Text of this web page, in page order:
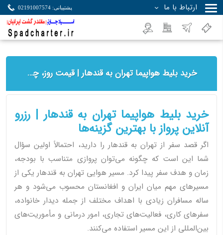
ارتباط با ما پشتیبانی: 02191007574
خرید بلیط هواپیما تهران به قندهار | قیمت روز، چارتر در اسپادچارتر
خرید بلیط هواپیما تهران به قندهار | رزرو
آنلاین پرواز با بهترین گزینه‌ها
اگر قصد سفر از تهران به قندهار را دارید، احتمالاً اولین سؤال
شما این است که چگونه می‌توان پروازی متناسب با بودجه،
زمان و هدف سفر پیدا کرد. مسیر هوایی تهران به قندهار یکی از
مسیرهای مهم میان ایران و افغانستان محسوب می‌شود و هر
ساله مسافران زیادی با اهداف مختلف از جمله دیدار خانواده،
سفرهای کاری، فعالیت‌های تجاری، امور درمانی و مأموریت‌های
بین‌المللی از این مسیر استفاده می‌کنند.